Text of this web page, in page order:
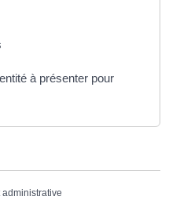
à présenter pour